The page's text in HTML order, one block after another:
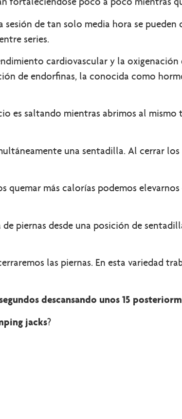
de tan solo media hora se
series.
cardiovascular y la
de endorfinas, la conocida como
es saltando mientras abrimos al mismo
una sentadilla. Al cerrar los
quemar más calorías podemos
piernas desde una posición de
las piernas. En esta variedad
descansando unos 15
jacks?